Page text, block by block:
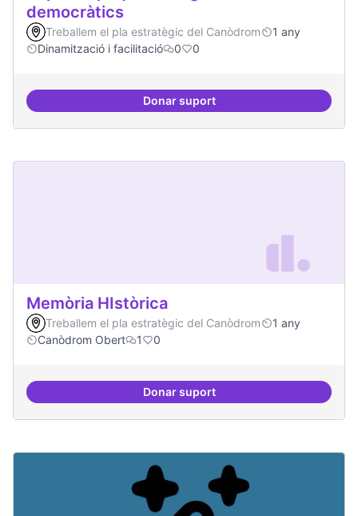
democràtics
Treballem el pla estratègic del Canòdrom
1 any
Dinamització i facilitació
0 0
Donar suportSuport a projectes digitals i
Memòria HIstòrica
Treballem el pla estratègic del Canòdrom
1 any
Canòdrom Obert
1 0
Donar suportMemòria HIstòrica